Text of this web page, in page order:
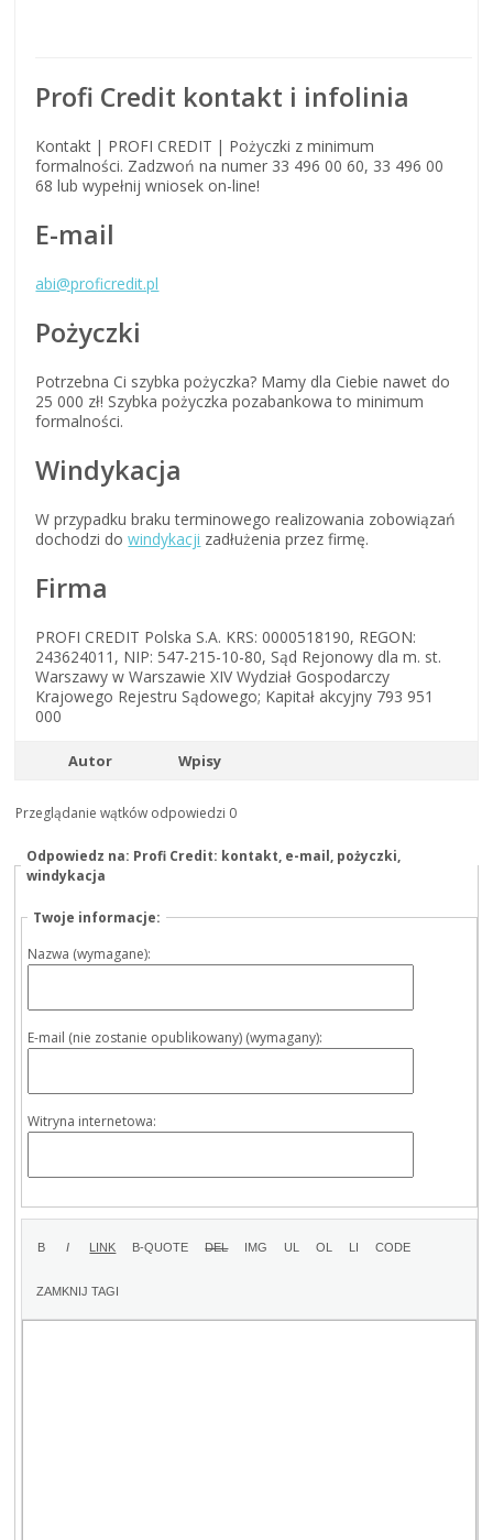
Profi Credit kontakt i infolinia
Kontakt | PROFI CREDIT | Pożyczki z minimum
formalności. Zadzwoń na numer 33 496 00 60, 33 496 00
68 lub wypełnij wniosek on-line!
E-mail
abi@proficredit.pl
Pożyczki
Potrzebna Ci szybka pożyczka? Mamy dla Ciebie nawet do
25 000 zł! Szybka pożyczka pozabankowa to minimum
formalności.
Windykacja
W przypadku braku terminowego realizowania zobowiązań
dochodzi dowindykacji zadłużenia przez firmę.
Firma
PROFI CREDIT Polska S.A. KRS: 0000518190, REGON:
243624011, NIP: 547-215-10-80, Sąd Rejonowy dla m. st.
Warszawy w Warszawie XIV Wydział Gospodarczy
Krajowego Rejestru Sądowego; Kapitał akcyjny 793 951
000
Autor Wpisy
Przeglądanie wątków odpowiedzi 0
Odpowiedz na: Profi Credit: kontakt, e-mail, pożyczki,
windykacja
Twoje informacje:
Nazwa (wymagane):
E-mail (nie zostanie opublikowany) (wymagany):
Witryna internetowa: